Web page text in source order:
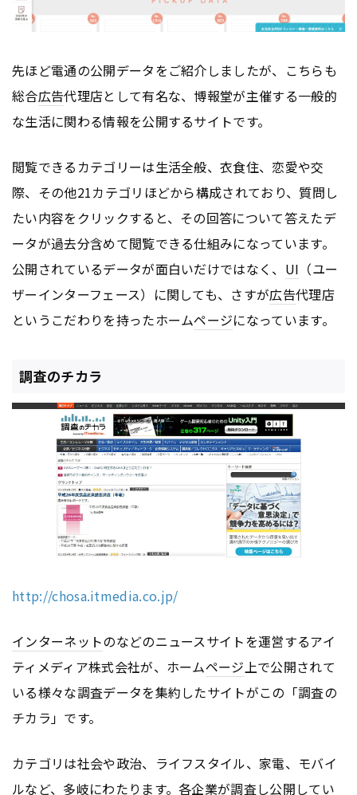
先ほど電通の公開データをご紹介しましたが、こちらも
総合広告代理店として有名な、博報堂が主催する一般的
な生活に関わる情報を公開するサイトです。
閲覧できるカテゴリーは生活全般、衣食住、恋愛や交
際、その他21カテゴリほどから構成されており、質問し
たい内容をクリックすると、その回答について答えたデ
ータが過去分含めて閲覧できる仕組みになっています。
公開されているデータが面白いだけではなく、 UI （ユー
ザーインターフェース）に関しても、さすが広告代理店
というこだわりを持ったホームページになっています。
調査のチカラ
http://chosa.itmedia.co.jp/
インターネットのなどのニュースサイトを運営するアイ
ティメディア株式会社が、ホームページ 上で公開されて
いる様々な調査データを集約したサイトがこの「調査の
チカラ」です。
カテゴリは社会や政治、ライフスタイル、家電、モバイ
ルなど、多岐にわたります。各企業が調査し公開してい